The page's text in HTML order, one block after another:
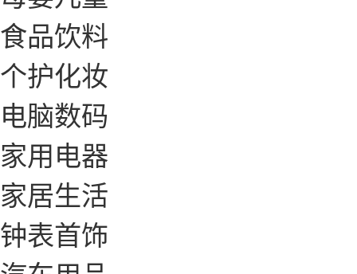
食品饮料
个护化妆
电脑数码
家用电器
家居生活
钟表首饰